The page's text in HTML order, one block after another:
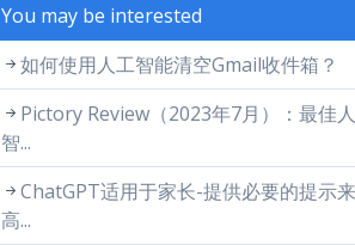
You may be interested
如何使用人工智能清空Gmail收件箱？
Pictory Review（2023年7月）：最佳
智...
ChatGPT适用于家长-提供必要的提示
高...